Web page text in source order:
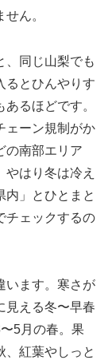
ん。
、同じ山梨でも
るとひんやりす
るほどです。
ェーン規制がか
の南部エリア
はり冬は冷え
内」とひとまと
チェックするの
います。寒さが
見える冬〜早春
5月の春。果
、紅葉やしっと